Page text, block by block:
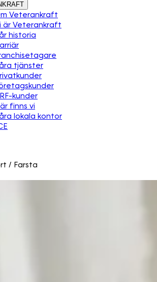
Veterankraft
är Veterankraft
historia
tjänster
kunder
finns vi
lokala kontor
/ Farsta